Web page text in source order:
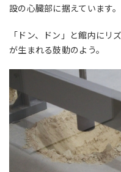
設の心臓部に据えています。
「ドン、ドン」と館内に
が生まれる鼓動のよう。